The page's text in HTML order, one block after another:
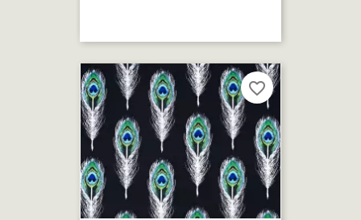
favorite_border